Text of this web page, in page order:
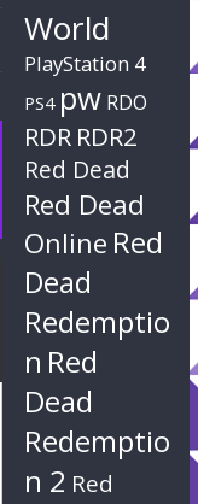
World
PlayStation 4
PS4 pw RDO
RDR RDR2
Red Dead
Red Dead
Online Red
Dead
Redemptio
n Red
Dead
Redemptio
n 2 Red